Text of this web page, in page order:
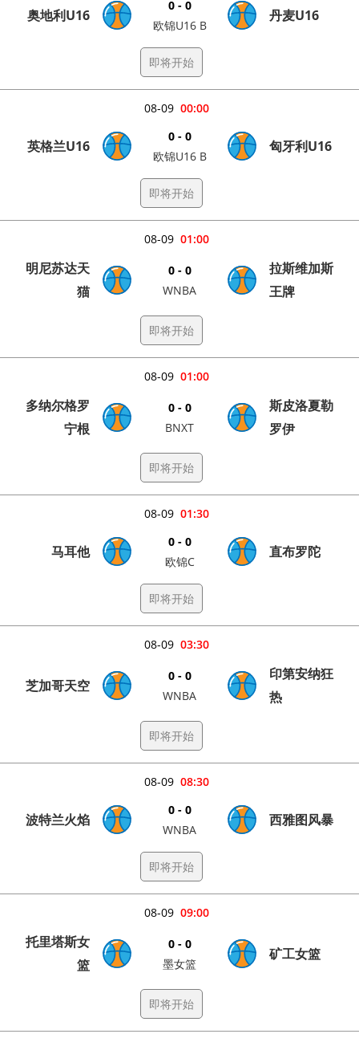
奥地利U16
0 - 0
欧锦U16 B
丹麦U16
即将开始
00:00
08-09
英格兰U16
0 - 0
欧锦U16 B
匈牙利U16
即将开始
01:00
08-09
明尼苏达天
猫
0 - 0
WNBA
拉斯维加斯
王牌
即将开始
01:00
08-09
多纳尔格罗
宁根
0 - 0
BNXT
斯皮洛夏勒
罗伊
即将开始
01:30
08-09
马耳他
0 - 0
欧锦C
直布罗陀
即将开始
03:30
08-09
芝加哥天空
0 - 0
WNBA
印第安纳狂
热
即将开始
08:30
08-09
波特兰火焰
0 - 0
WNBA
西雅图风暴
即将开始
09:00
08-09
托里塔斯女
篮
0 - 0
墨女篮
矿工女篮
即将开始